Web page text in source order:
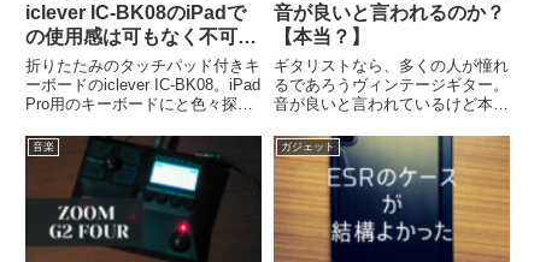
iclever IC-BK08のiPadで
の使用感は可もなく不可も
なく
折りたたみのタッチパッド付きキ
ーボードのiclever IC-BK08。iPad
Pro用のキーボードにと色々探し
落ち着いてます。ここではレビュ
ーというほどのものでも無い感想
や、便利に使う方法などを紹介し
ます。...
音が良いと言われるのか？
【本当？】
ギタリストなら、多くの人が憧れ
るであろうヴィンテージギター。
音が良いと言われているけど本当
級過ぎないかそういった疑問につ
いて解説していきます。
音楽 ガジェット